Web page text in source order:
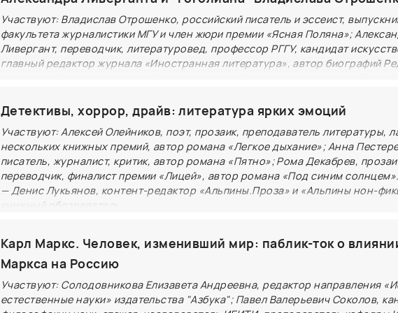
средства денежного обращения и накопления, но также на её
и эпиграфическое богатство, стилистическую полноценность
иконографическое и тематическое многообразие.
Участвуют: Владислав Отрошенко, российский писатель и эссеист,
факультета журналистики МГУ и член жюри премии «Ясная Поляна»;
Ливергант, переводчик, литературовед, профессор РГГУ, кандидат
главный редактор журнала «Иностранная литература», автор биографий
Что общего у Николая Гоголя и Даниэля Дефо? Их биографии вышли в
«Редакции Елены Шубиной»! И авторы представят на ярмарке свои
Владислав Отрошенко, писатель и член жюри премии «Ясная Поляна»
о книге: «В «Гоголиане» воплощен мой принцип фантасмагории. Он
правда может быть более странной, чем любой вымысел». Сложно
что герой новой книги литературоведа и переводчика Александра
божий», царедворец, мятежник и вольнодумец, шпион и тайный
правительства. Но для всех нас, пожалуй, он — и за это мы навсегда
благодарны — автор «Робинзона Крузо»!
Детективы, хоррор, драйв: литература ярких эмоций
Участвуют: Алексей Олейников, поэт, прозаик, преподаватель литературы,
нескольких книжных премий, автор романа «Легкое дыхание»; Анна
писатель, журналист, критик, автор романа «Пятно»; Рома Декабрев,
переводчик, финалист премии «Лицей», автор романа «Под синим
— Денис Лукьянов, контент-редактор «Альпины.Проза» и «Альпины нон-
книжный обозреватель
авторы это прекрасно понимают. Хорроры, детективы, триллеры
увлекательное приключение, не мешающее тексту оставаться
многослойным. Обсудим, как писатели работают с сюжетами и
пользуются, чтобы вызывать у читателя максимальный каледойскоп
Карл Маркс. Человек, изменивший мир: паблик-ток о
Маркса на Россию
Участвуют: Солодовникова Елизавета Андреевна, редактор направления
естественные науки» издательства "Азбука"; Павел Валерьевич Соколов,